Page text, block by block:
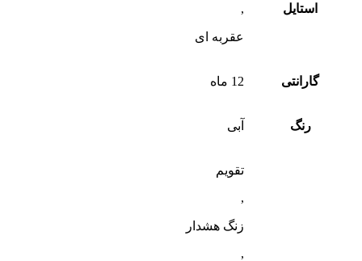
استایل
,
عقربه ای
گارانتی 12 ماه
رنگ آبی
تقویم
,
زنگ هشدار
,